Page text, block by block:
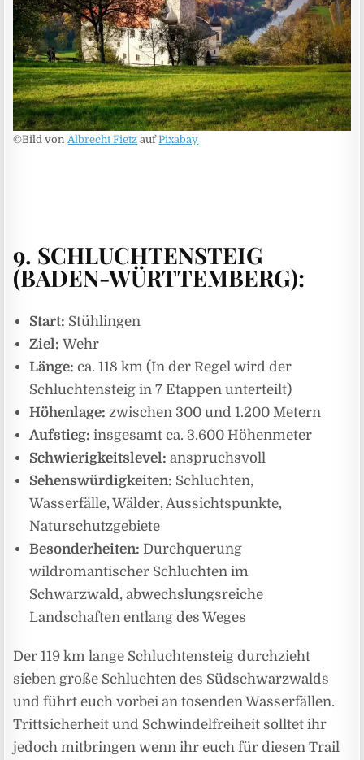
©Bild von Albrecht Fietz aufPixabay
9. SCHLUCHTENSTEIG
(BADEN-WÜRTTEMBERG):
Start: Stühlingen
Ziel:Wehr
Länge: ca. 118 km (In der Regel wird der
Schluchtensteig in 7 Etappen unterteilt)
Höhenlage: zwischen 300 und 1.200 Metern
Aufstieg: insgesamt ca. 3.600 Höhenmeter
Schwierigkeitslevel: anspruchsvoll
Sehenswürdigkeiten: Schluchten,
Wasserfälle, Wälder, Aussichtspunkte,
Naturschutzgebiete
Besonderheiten: Durchquerung
wildromantischer Schluchten im
Schwarzwald, abwechslungsreiche
Landschaften entlang des Weges
Der 119 km lange Schluchtensteig durchzieht
sieben große Schluchten des Südschwarzwalds
und führt euch vorbei an tosenden Wasserfällen.
Trittsicherheit und Schwindelfreiheit solltet ihr
jedoch mitbringen wenn ihr euch für diesen Trail